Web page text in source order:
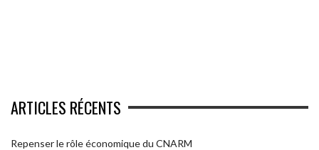
ARTICLES RÉCENTS
Repenser le rôle économique du CNARM